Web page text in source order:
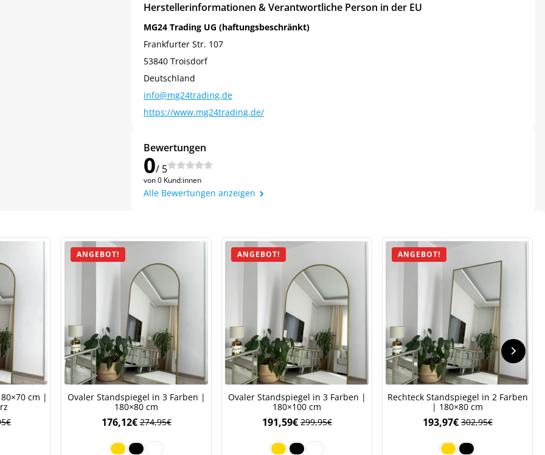
Herstellerinformationen & Verantwortliche Person in der EU
MG24 Trading UG (haftungsbeschränkt)
Frankfurter Str. 107
53840 Troisdorf
Deutschland
info@mg24trading.de
https://www.mg24trading.de/
Bewertungen
0/ 5
von 0 Kund:innen
Alle Bewertungen anzeigen
cm |
€
ANGEBOT!
Ovaler Standspiegel in 3 Farben |
180×80 cm
274,95€
176,12€
ANGEBOT!
Ovaler Standspiegel in 3 Farben |
180×100 cm
299,95€
191,59€
ANGEBOT!
Rechteck Standspiegel in 2 Farben
| 180×80 cm
302,95€
193,97€
auf Ihre erste Bestellung sichern!
Bleiben Sie auf dem Laufenden über Neuigkeiten und Angebote.
Informationen darüber, wie wir Ihre Daten für Marketingkommunikation
Datenschutzrichtlinie.